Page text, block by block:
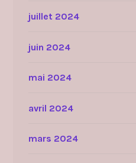
juillet 2024
juin 2024
mai 2024
avril 2024
mars 2024